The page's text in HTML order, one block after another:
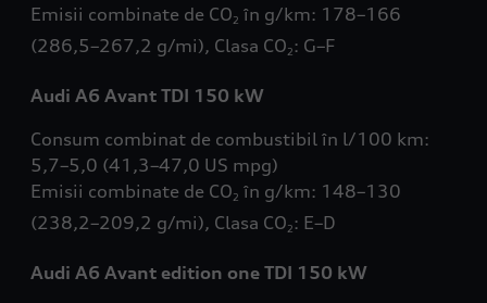
Emisii combinate de CO2 în g/km: 178–166
(286,5–267,2 g/mi), Clasa CO2: G–F
Audi A6 Avant TDI 150 kW
Consum combinat de combustibil în l/100 km:
5,7–5,0 (41,3–47,0 US mpg)
Emisii combinate de CO2 în g/km: 148–130
(238,2–209,2 g/mi), Clasa CO2: E–D
Audi A6 Avant edition one TDI 150 kW